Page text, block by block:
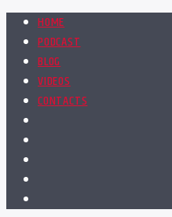
HOME
PODCAST
BLOG
VIDEOS
CONTACTS